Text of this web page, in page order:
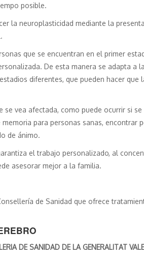
posible.
la neuroplasticidad mediante la
que se encuentran en el primer
De esta manera se adapta a
diferentes, que pueden hacer
vea afectada, como puede ocurrir si
para personas sanas, encontrar
de ánimo.
el trabajo personalizado, al
asesorar mejor a la familia.
de Sanidad que ofrece
DE SANIDAD DE LA GENERALITAT